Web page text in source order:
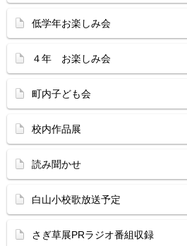
低学年お楽しみ会
４年 お楽しみ会
町内子ども会
校内作品展
読み聞かせ
白山小校歌放送予定
さぎ草展PRラジオ番組収録